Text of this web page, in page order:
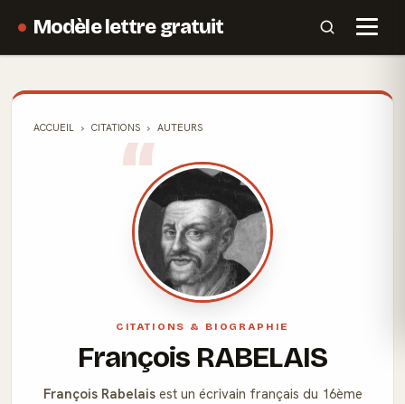
Modèle lettre gratuit
ACCUEIL CITATIONS AUTEURS
CITATIONS & BIOGRAPHIE
François RABELAIS
François Rabelaisest un écrivain français du 16ème